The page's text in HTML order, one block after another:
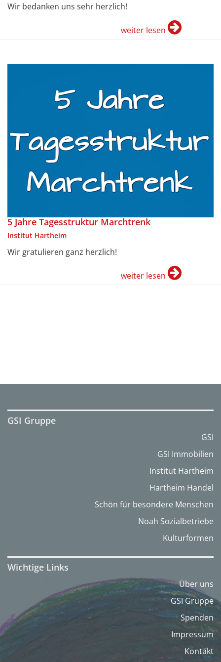
Wir bedanken uns sehr herzlich!
weiter lesen
5 Jahre Tagesstruktur Marchtrenk
Institut Hartheim
Wir gratulieren ganz herzlich!
weiter lesen
GSI Gruppe
GSI
GSI Immobilien
Institut Hartheim
Hartheim Handel
Schön für besondere Menschen
Noah Sozialbetriebe
Kulturformen
Wichtige Links
Über uns
GSI Gruppe
Spenden
Impressum
Kontakt